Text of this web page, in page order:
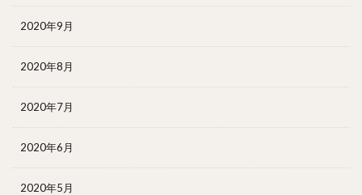
2020年9月
2020年8月
2020年7月
2020年6月
2020年5月